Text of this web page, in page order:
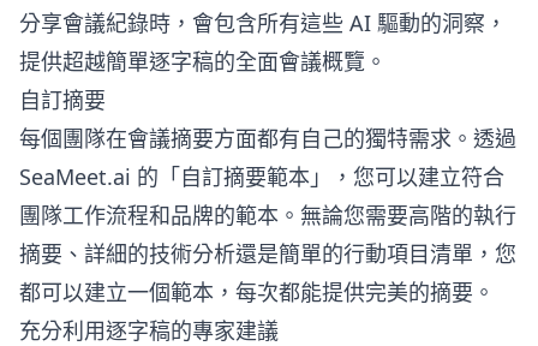
分享會議紀錄時，會包含所有這些 AI 驅動的洞察，
提供超越簡單逐字稿的全面會議概覽。
自訂摘要
每個團隊在會議摘要方面都有自己的獨特需求。透過
SeaMeet.ai 的「自訂摘要範本」，您可以建立符合
團隊工作流程和品牌的範本。無論您需要高階的執行
摘要、詳細的技術分析還是簡單的行動項目清單，您
都可以建立一個範本，每次都能提供完美的摘要。
充分利用逐字稿的專家建議